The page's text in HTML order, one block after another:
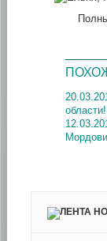
области!